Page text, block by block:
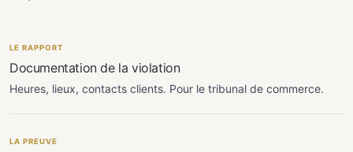
LE RAPPORT
Documentation de la violation
Heures, lieux, contacts clients. Pour le tribunal de commerce.
LA PREUVE